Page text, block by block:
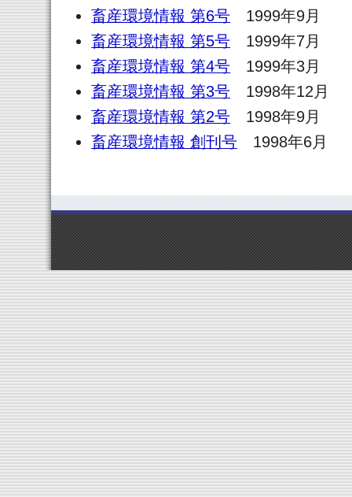
畜産環境情報 第6号 1999年9月
畜産環境情報 第5号 1999年7月
畜産環境情報 第4号 1999年3月
畜産環境情報 第3号 1998年12月
畜産環境情報 第2号 1998年9月
畜産環境情報 創刊号 1998年6月